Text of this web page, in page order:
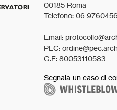
00185 Roma
Telefono: 06
Email:
PEC:
C.F: 80053110583
Segnala un caso di